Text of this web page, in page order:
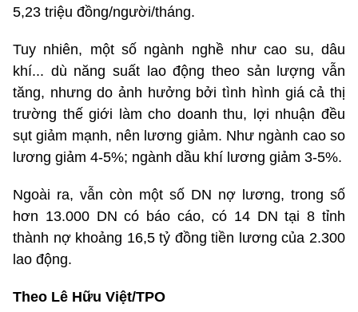
5,23 triệu đồng/người/tháng.
Tuy nhiên, một số ngành nghề như cao su, dâu
khí... dù năng suất lao động theo sản lượng vẫn
tăng, nhưng do ảnh hưởng bởi tình hình giá cả thị
trường thế giới làm cho doanh thu, lợi nhuận đều
sụt giảm mạnh, nên lương giảm. Như ngành cao so
lương giảm 4-5%; ngành dầu khí lương giảm 3-5%.
Ngoài ra, vẫn còn một số DN nợ lương, trong số
hơn 13.000 DN có báo cáo, có 14 DN tại 8 tỉnh
thành nợ khoảng 16,5 tỷ đồng tiền lương của 2.300
lao động.
Theo Lê Hữu Việt/TPO